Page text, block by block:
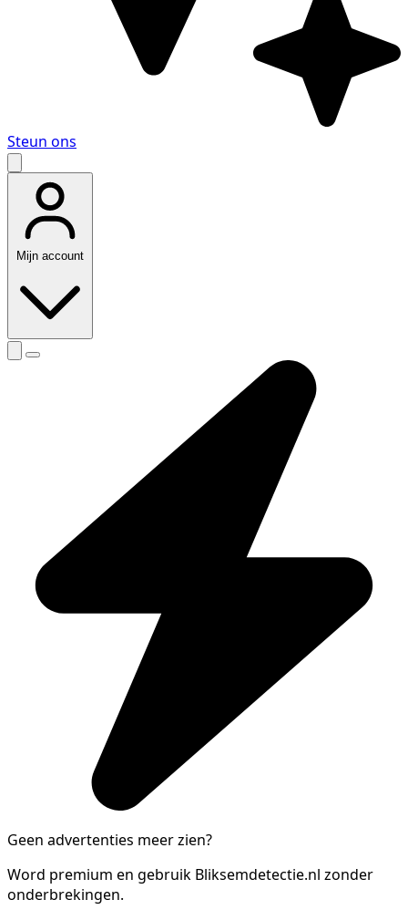
Steun ons
Mijn account
Geen advertenties meer zien?
Word premium en gebruik Bliksemdetectie.nl zonder
onderbrekingen.